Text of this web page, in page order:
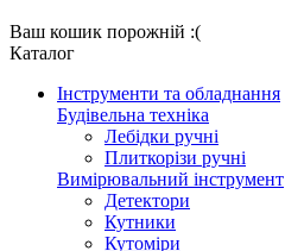
Ваш кошик порожній :(
Каталог
Інструменти та обладнання
Будівельна техніка
Лебідки ручні
Плиткорізи ручні
Вимірювальний інструмент
Детектори
Кутники
Кутоміри